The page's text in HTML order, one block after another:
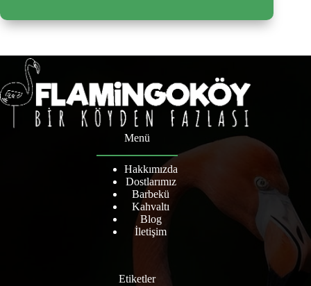
Menü
Hakkımızda
Dostlarımız
Barbekü
Kahvaltı
Blog
İletişim
Etiketler